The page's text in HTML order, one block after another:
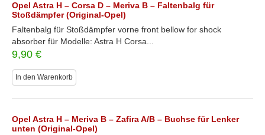
Opel Astra H – Corsa D – Meriva B – Faltenbalg für
Stoßdämpfer (Original-Opel)
Faltenbalg für Stoßdämpfer vorne front bellow for shock
absorber für Modelle: Astra H Corsa...
9,90 €
In den Warenkorb
Opel Astra H – Meriva B – Zafira A/B – Buchse für Lenker
unten (Original-Opel)